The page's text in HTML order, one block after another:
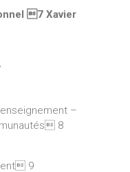
7 Xavier
–
8
9